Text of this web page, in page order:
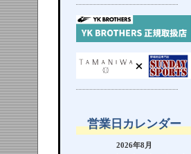
営業日カレンダー
2026年8月